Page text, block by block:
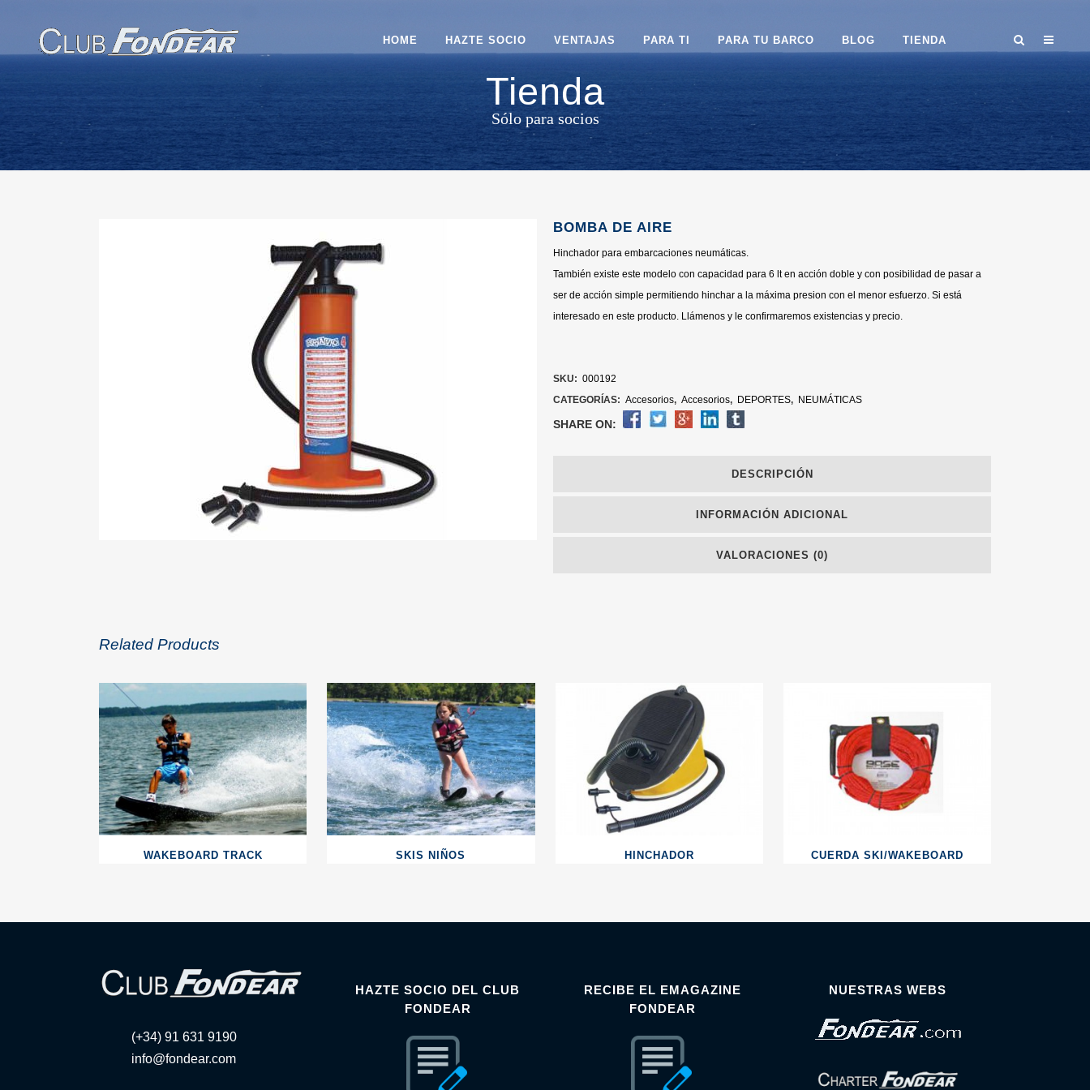
HOME HAZTE SOCIO VENTAJAS PARA TI PARA TU BARCO BLOG TIENDA
Tienda
Sólo para socios
BOMBA DE AIRE
Hinchador para embarcaciones neumáticas.
También existe este modelo con capacidad para 6 lt en acción doble y con posibilidad de pasar a
ser de acción simple permitiendo hinchar a la máxima presion con el menor esfuerzo. Si está
interesado en este producto. Llámenos y le confirmaremos existencias y precio.
SKU: 000192
CATEGORÍAS: Accesorios, Accesorios, DEPORTES, NEUMÁTICAS
SHARE ON:
DESCRIPCIÓN
INFORMACIÓN ADICIONAL
VALORACIONES (0)
Related Products
WAKEBOARD TRACK SKIS NIÑOS HINCHADOR CUERDA SKI/WAKEBOARD
(+34) 91 631 9190
info@fondear.com
HAZTE SOCIO DEL CLUB
FONDEAR
RECIBE EL EMAGAZINE
FONDEAR
NUESTRAS WEBS